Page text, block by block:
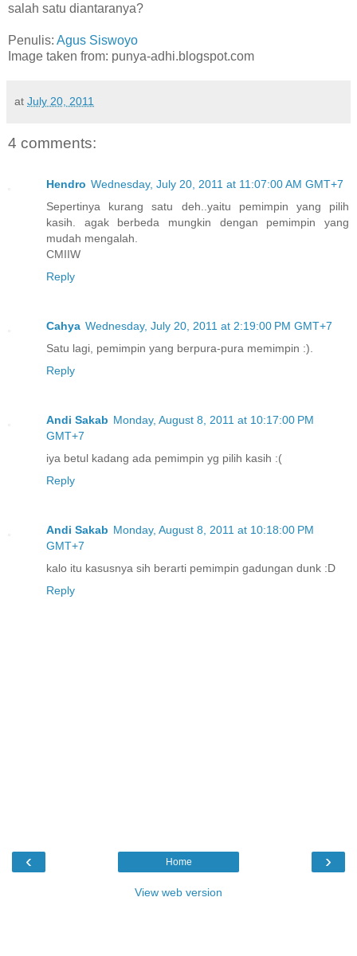
salah satu diantaranya?
Penulis: Agus Siswoyo
Image taken from: punya-adhi.blogspot.com
at July 20, 2011
4 comments:
Hendro Wednesday, July 20, 2011 at 11:07:00 AM GMT+7
Sepertinya kurang satu deh..yaitu pemimpin yang pilih
kasih. agak berbeda mungkin dengan pemimpin yang
mudah mengalah.
CMIIW
Reply
Cahya Wednesday, July 20, 2011 at 2:19:00 PM GMT+7
Satu lagi, pemimpin yang berpura-pura memimpin :).
Reply
Andi Sakab Monday, August 8, 2011 at 10:17:00 PM
GMT+7
iya betul kadang ada pemimpin yg pilih kasih :(
Reply
Andi Sakab Monday, August 8, 2011 at 10:18:00 PM
GMT+7
kalo itu kasusnya sih berarti pemimpin gadungan dunk :D
Reply
‹ ›
Home
View web version